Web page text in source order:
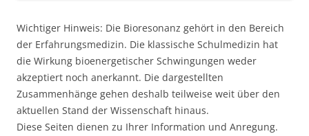
Wichtiger Hinweis: Die Bioresonanz gehört in den Bereich
der Erfahrungsmedizin. Die klassische Schulmedizin hat
die Wirkung bioenergetischer Schwingungen weder
akzeptiert noch anerkannt. Die dargestellten
Zusammenhänge gehen deshalb teilweise weit über den
aktuellen Stand der Wissenschaft hinaus.
Diese Seiten dienen zu Ihrer Information und Anregung.